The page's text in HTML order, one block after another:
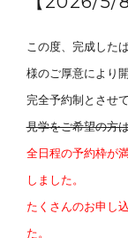
この度、完成した
様のご厚意により
完全予約制とさせ
見学をご希望の方
全日程の予約枠が
しました。
たくさんのお申し
た。